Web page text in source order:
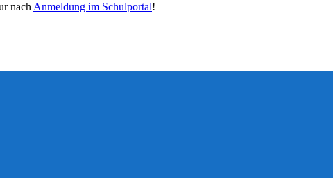
nach Anmeldung im Schulportal!